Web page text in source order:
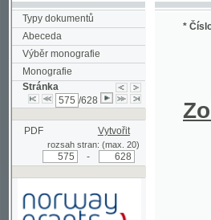
Typy dokumentů
Abeceda
Výběr monografie
Monografie
Stránka
/628
PDF Vytvořit
rozsah stran: (max. 20)
* Číslo
*